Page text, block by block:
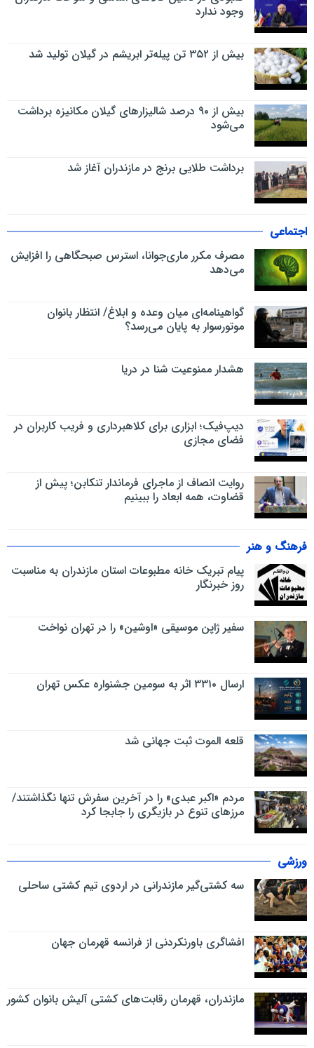
وجود ندارد
بیش از ۳۵۲ تن پیله‌تر ابریشم در گیلان تولید شد
بیش از ۹۰ درصد شالیزارهای گیلان مکانیزه برداشت
می‌شود
برداشت طلایی برنج در مازندران آغاز شد
اجتماعی
مصرف مکرر ماری‌جوانا، استرس صبحگاهی را افزایش
می‌دهد
گواهینامه‌ای میان وعده و ابلاغ/ انتظار بانوان
موتورسوار به پایان می‌رسد؟
هشدار ممنوعیت شنا در دریا
دیپ‌فیک؛ ابزاری برای کلاهبرداری و فریب کاربران در
فضای مجازی
روایت انصاف از ماجرای فرماندار تنکابن؛ پیش از
قضاوت، همه ابعاد را ببینیم
فرهنگ و هنر
پیام تبریک خانه مطبوعات استان مازندران به مناسبت
روز خبرنگار
سفیر ژاپن موسیقی «اوشین» را در تهران نواخت
ارسال ۳۳۱۰ اثر به سومین جشنواره عکس تهران
قلعه الموت ثبت جهانی شد
مردم «اکبر عبدی» را در آخرین سفرش تنها نگذاشتند/
مرزهای تنوع در بازیگری را جابجا کرد
ورزشی
سه کشتی‌گیر مازندرانی در اردوی تیم کشتی ساحلی
افشاگری باورنکردنی از فرانسه قهرمان جهان
مازندران، قهرمان رقابت‌های کشتی آلیش بانوان کشور